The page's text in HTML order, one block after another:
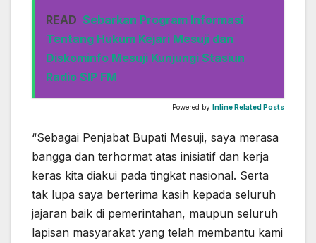
READ Sebarkan Program Informasi
Tentang Hukum Kejari Mesuji dan
Diskominfo Mesuji Kunjungi Stasiun
Radio SIP FM
Powered by Inline Related Posts
“Sebagai Penjabat Bupati Mesuji, saya merasa
bangga dan terhormat atas inisiatif dan kerja
keras kita diakui pada tingkat nasional. Serta
tak lupa saya berterima kasih kepada seluruh
jajaran baik di pemerintahan, maupun seluruh
lapisan masyarakat yang telah membantu kami